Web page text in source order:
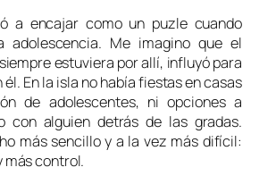
a encajar como un puzle cuando
adolescencia. Me imagino que el
estuviera por allí, influyó para
él. En la isla no había fiestas en casas
de adolescentes, ni opciones a
con alguien detrás de las gradas.
más sencillo y a la vez más difícil:
más control.